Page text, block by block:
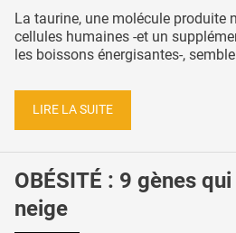
La taurine, une molécule produite
cellules humaines -et un
les boissons énergisantes-,
LIRE LA SUITE
OBÉSITÉ : 9 gènes
neige